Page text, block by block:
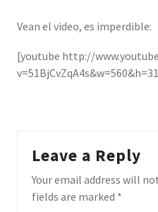
Vean el video, es imperdible:
[youtube http://
Leave a Reply
Your email address will
fields are marked *